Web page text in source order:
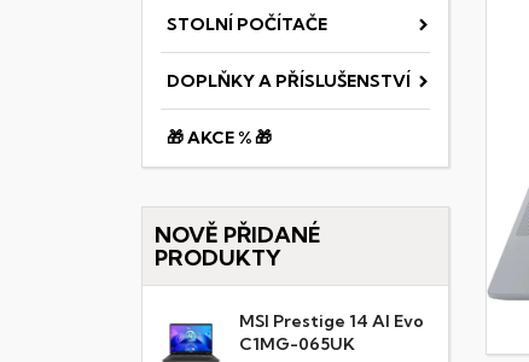
STOLNÍ POČÍTAČE
DOPLŇKY A PŘÍSLUŠENSTVÍ
🎁 AKCE % 🎁
NOVĚ PŘIDANÉ
PRODUKTY
MSI Prestige 14 AI Evo
C1MG-065UK